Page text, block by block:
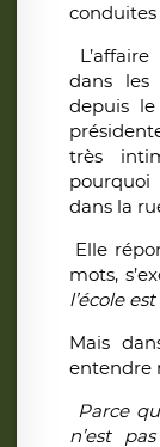
conduites
dans les
depuis
très
pourquoi
dans la
Elle
mots,
l’école
Mais
entendre
Parce
n’est